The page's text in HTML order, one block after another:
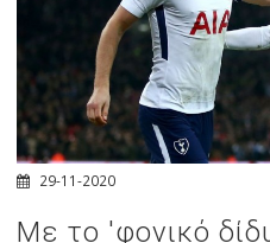
29-11-2020
Με το 'φονικό